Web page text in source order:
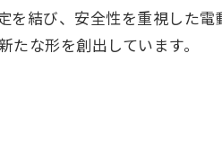
を結び、安全性を重視した
な形を創出しています。